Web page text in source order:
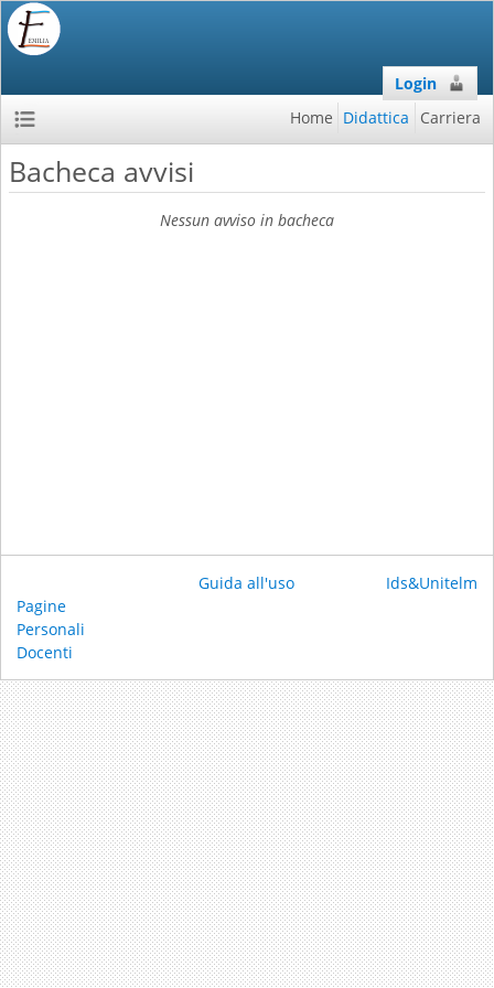
Login
Home Didattica Carriera
Bacheca avvisi
Nessun avviso in bacheca
Pagine
Personali
Docenti
Guida all'uso Ids&Unitelm